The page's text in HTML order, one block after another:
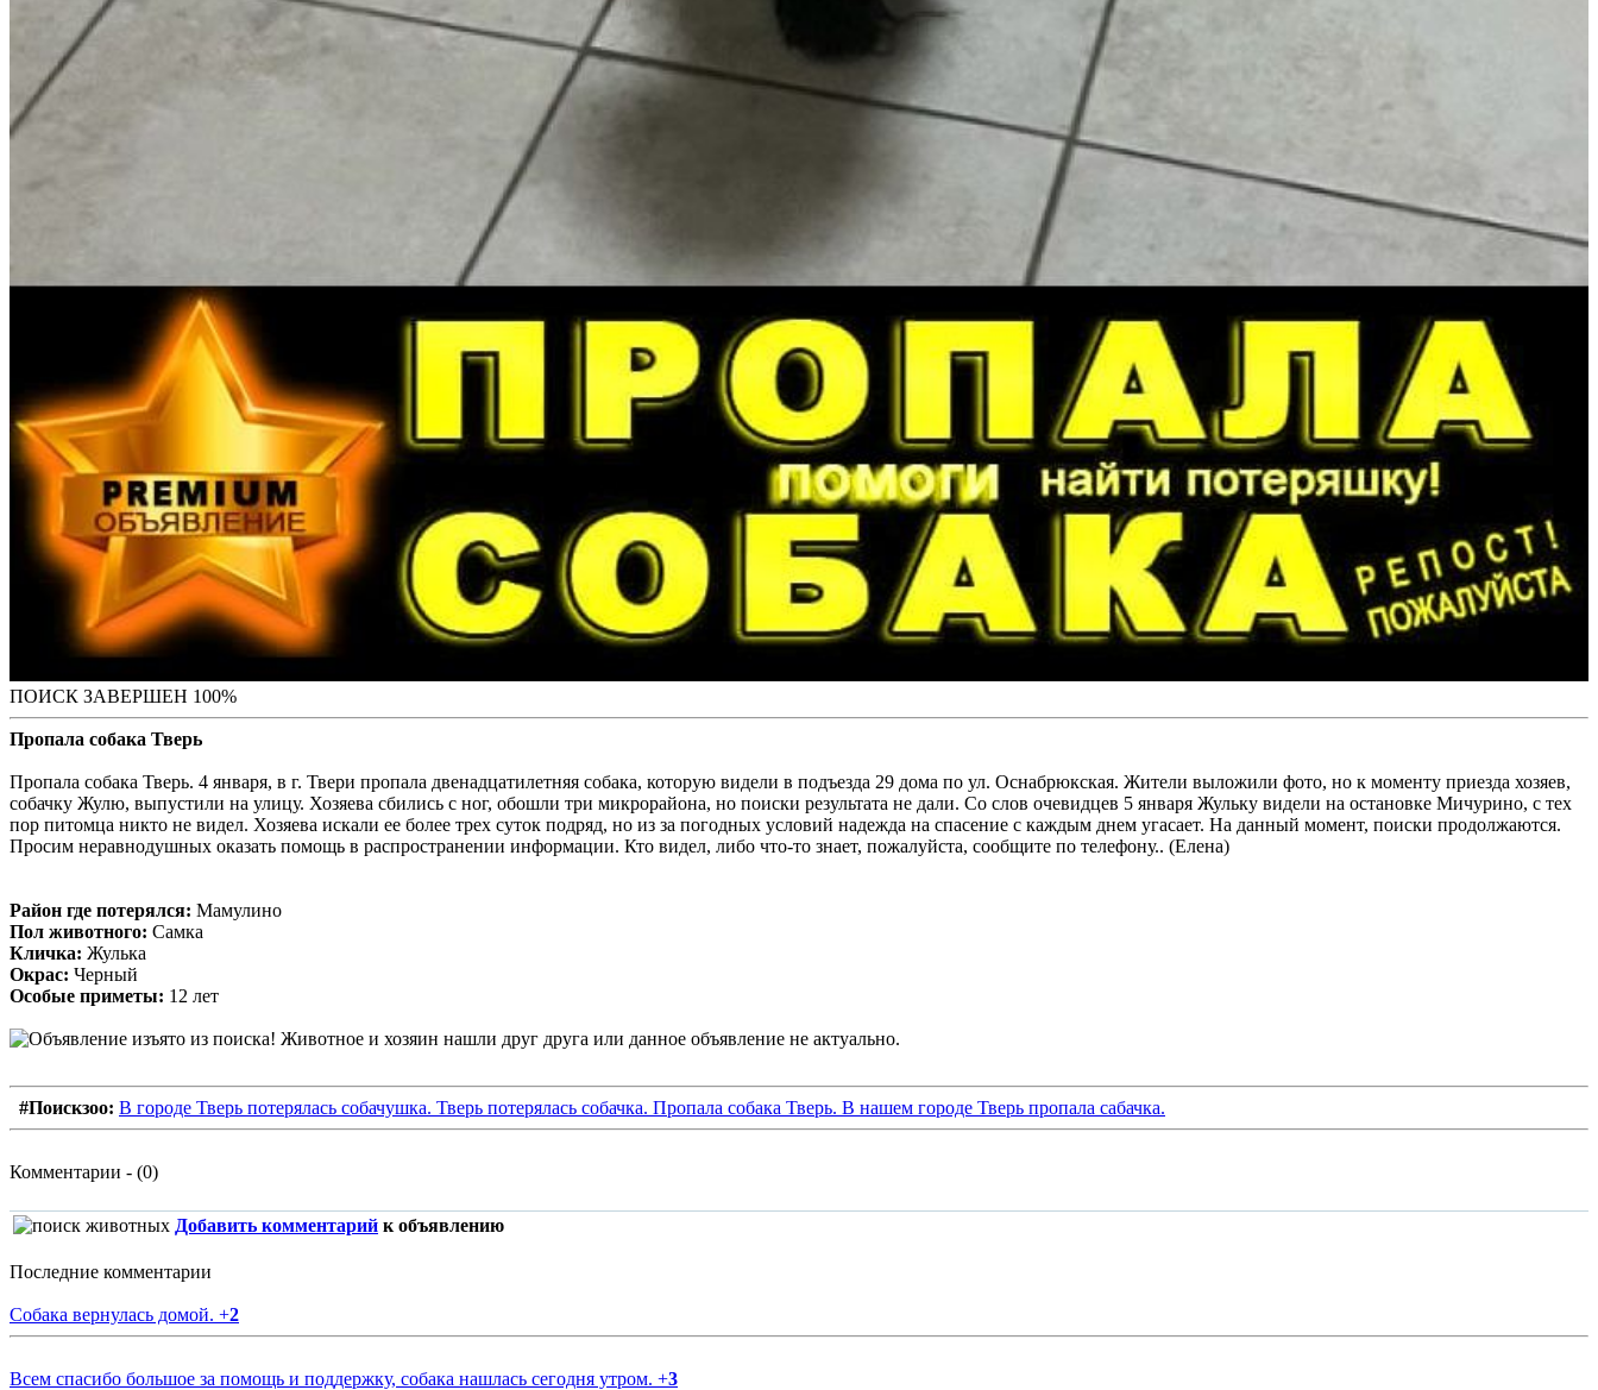
ПОИСК ЗАВЕРШЕН 100%
Пропала собака Тверь
Пропала собака Тверь. 4 января, в г. Твери пропала двенадцатилетняя собака, которую видели в подъезда 29 дома по ул. Оснабрюкская. Жители выложили фото, но к моменту приезда хозяев,
собачку Жулю, выпустили на улицу. Хозяева сбились с ног, обошли три микрорайона, но поиски результата не дали. Со слов очевидцев 5 января Жульку видели на остановке Мичурино, с тех
пор питомца никто не видел. Хозяева искали ее более трех суток подряд, но из за погодных условий надежда на спасение с каждым днем угасает. На данный момент, поиски продолжаются.
Просим неравнодушных оказать помощь в распространении информации. Кто видел, либо что-то знает, пожалуйста, сообщите по телефону.. (Елена)
Район где потерялся: Мамулино
Пол животного: Самка
Кличка: Жулька
Окрас: Черный
Особые приметы: 12 лет
#Поискзоо: В городе Тверь потерялась собачушка. Тверь потерялась собачка. Пропала собака Тверь. В нашем городе Тверь пропала сабачка.
Комментарии - (0)
Добавить комментарий к объявлению
Последние комментарии
Собака вернулась домой. +2
Всем спасибо большое за помощь и поддержку, собака нашлась сегодня утром. +3